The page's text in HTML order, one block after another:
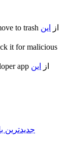
to trash از
این
it for malicious
app از
این